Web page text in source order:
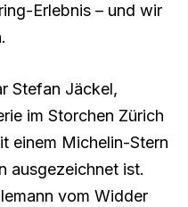
Erlebnis – und wir
Stefan Jäckel,
im Storchen Zürich
einem Michelin-Stern
ausgezeichnet ist.
vom Widder